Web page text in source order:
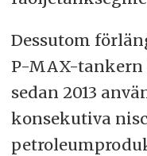
Dessutom
P-MAX-tankern
sedan 2013
konsekutiva